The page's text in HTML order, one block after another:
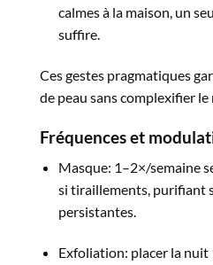
calmes à la maison, un
suffire.​
Ces gestes pragmatiques
de peau sans complexifier
Fréquences et
Masque: 1–2×/semaine
si tiraillements, purifiant
persistantes.​
Exfoliation: placer la